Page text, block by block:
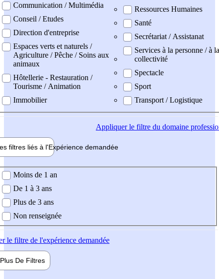
Communication / Multimédia
Conseil / Etudes
Direction d'entreprise
Espaces verts et naturels /
Agriculture / Pêche / Soins aux
animaux
Hôtellerie - Restauration /
Tourisme / Animation
Immobilier
Ressources Humaines
Santé
Secrétariat / Assistanat
Services à la personne / à la
collectivité
Spectacle
Sport
Transport / Logistique
Appliquerle filtre du domaine
filtres liés à l'Expérience demandée
demandée
Moins de 1 an
De 1 à 3 ans
Plus de 3 ans
Non renseignée
le filtre de l'expérience demandée
Plus De Filtres